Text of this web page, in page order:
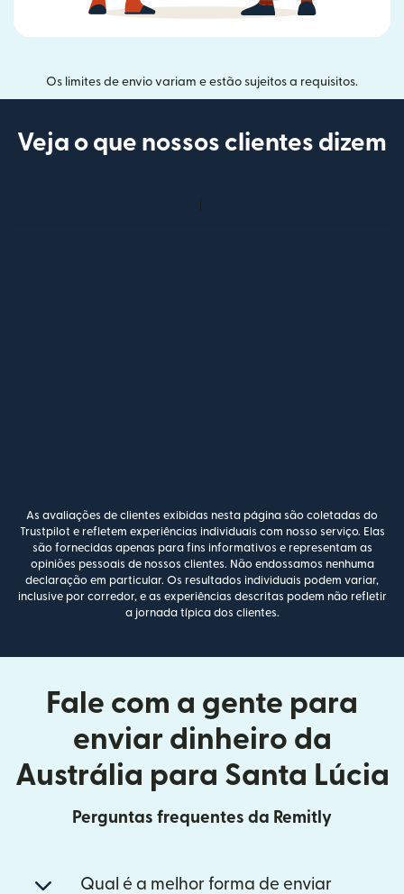
Os limites de envio variam e estão sujeitos a requisitos.
Veja o que nossos clientes dizem
As avaliações de clientes exibidas nesta página são coletadas do
Trustpilot e refletem experiências individuais com nosso serviço. Elas
são fornecidas apenas para fins informativos e representam as
opiniões pessoais de nossos clientes. Não endossamos nenhuma
declaração em particular. Os resultados individuais podem variar,
inclusive por corredor, e as experiências descritas podem não refletir
a jornada típica dos clientes.
Fale com a gente para
enviar dinheiro da
Austrália para Santa Lúcia
Perguntas frequentes da Remitly
Qual é a melhor forma de enviar